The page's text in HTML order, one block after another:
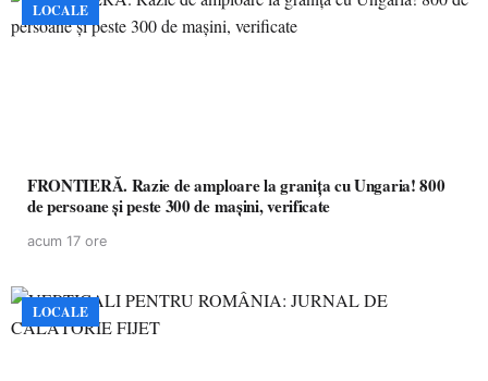
LOCALE
FRONTIERĂ. Razie de amploare la granița cu Ungaria! 800
de persoane și peste 300 de mașini, verificate
acum 17 ore
LOCALE